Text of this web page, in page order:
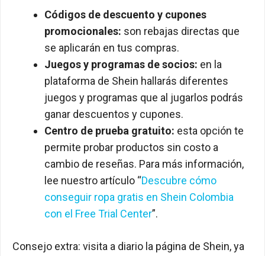
Códigos de descuento y cupones
promocionales: son rebajas directas que
se aplicarán en tus compras.
Juegos y programas de socios: en la
plataforma de Shein hallarás diferentes
juegos y programas que al jugarlos podrás
ganar descuentos y cupones.
Centro de prueba gratuito: esta opción te
permite probar productos sin costo a
cambio de reseñas. Para más información,
lee nuestro artículo “Descubre cómo
conseguir ropa gratis en Shein Colombia
con el Free Trial Center”.
Consejo extra: visita a diario la página de Shein, ya